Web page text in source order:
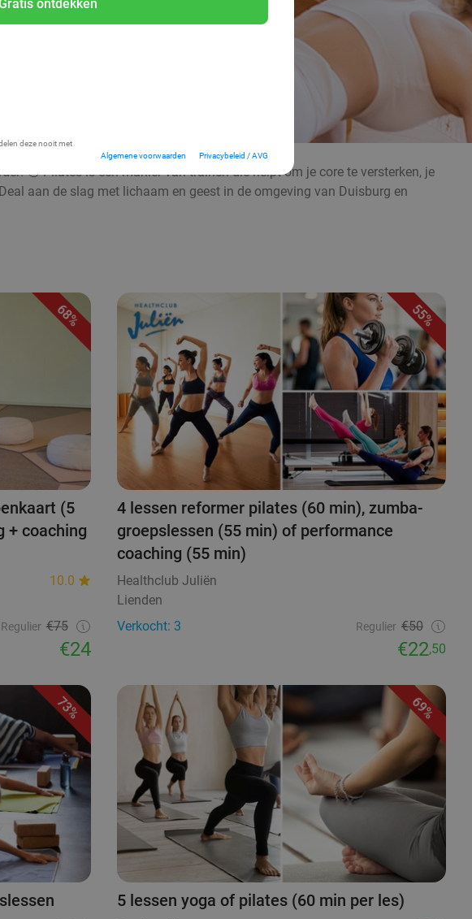
ontdekken
deze nooit met
Algemene voorwaarden Privacybeleid / AVG
🤩 Pilates is een manier van trainen die helpt om je core te versterken, je
aan de slag met lichaam en geest in de omgeving van Duisburg en
68%
(5
+ coaching
10.0
Regulier €75
€24
55%
4 lessen reformer pilates (60 min), zumba-
groepslessen (55 min) of performance
coaching (55 min)
Healthclub Juliën
Lienden
Verkocht: 3
Regulier €50
€22,50
73% 69%
5 lessen yoga of pilates (60 min per les)